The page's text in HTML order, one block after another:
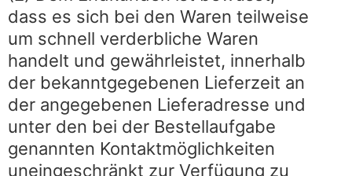
dass es sich bei den Waren teilweise
um schnell verderbliche Waren
handelt und gewährleistet, innerhalb
der bekanntgegebenen Lieferzeit an
der angegebenen Lieferadresse und
unter den bei der Bestellaufgabe
genannten Kontaktmöglichkeiten
uneingeschränkt zur Verfügung zu